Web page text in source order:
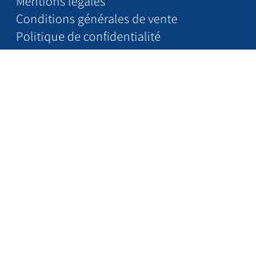
Conditions générales de vente
Politique de confidentialité
Espace recrutement